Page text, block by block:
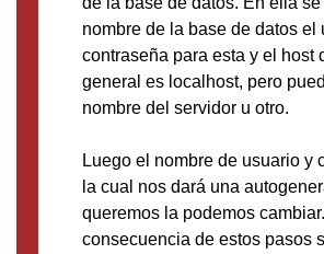
nombre de la base de datos el
contraseña para esta y el host
general es localhost, pero
nombre del servidor u otro.
Luego el nombre de usuario y
la cual nos dará una
queremos la podemos
consecuencia de estos pasos